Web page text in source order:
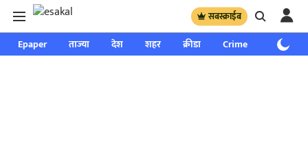
सबस्क्राईब
Epaper ताज्या देश शहर क्रीडा Crime साप्ताहिक